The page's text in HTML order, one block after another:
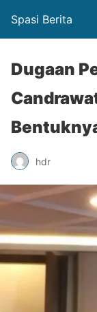
Spasi Berita
Dugaan
hdr